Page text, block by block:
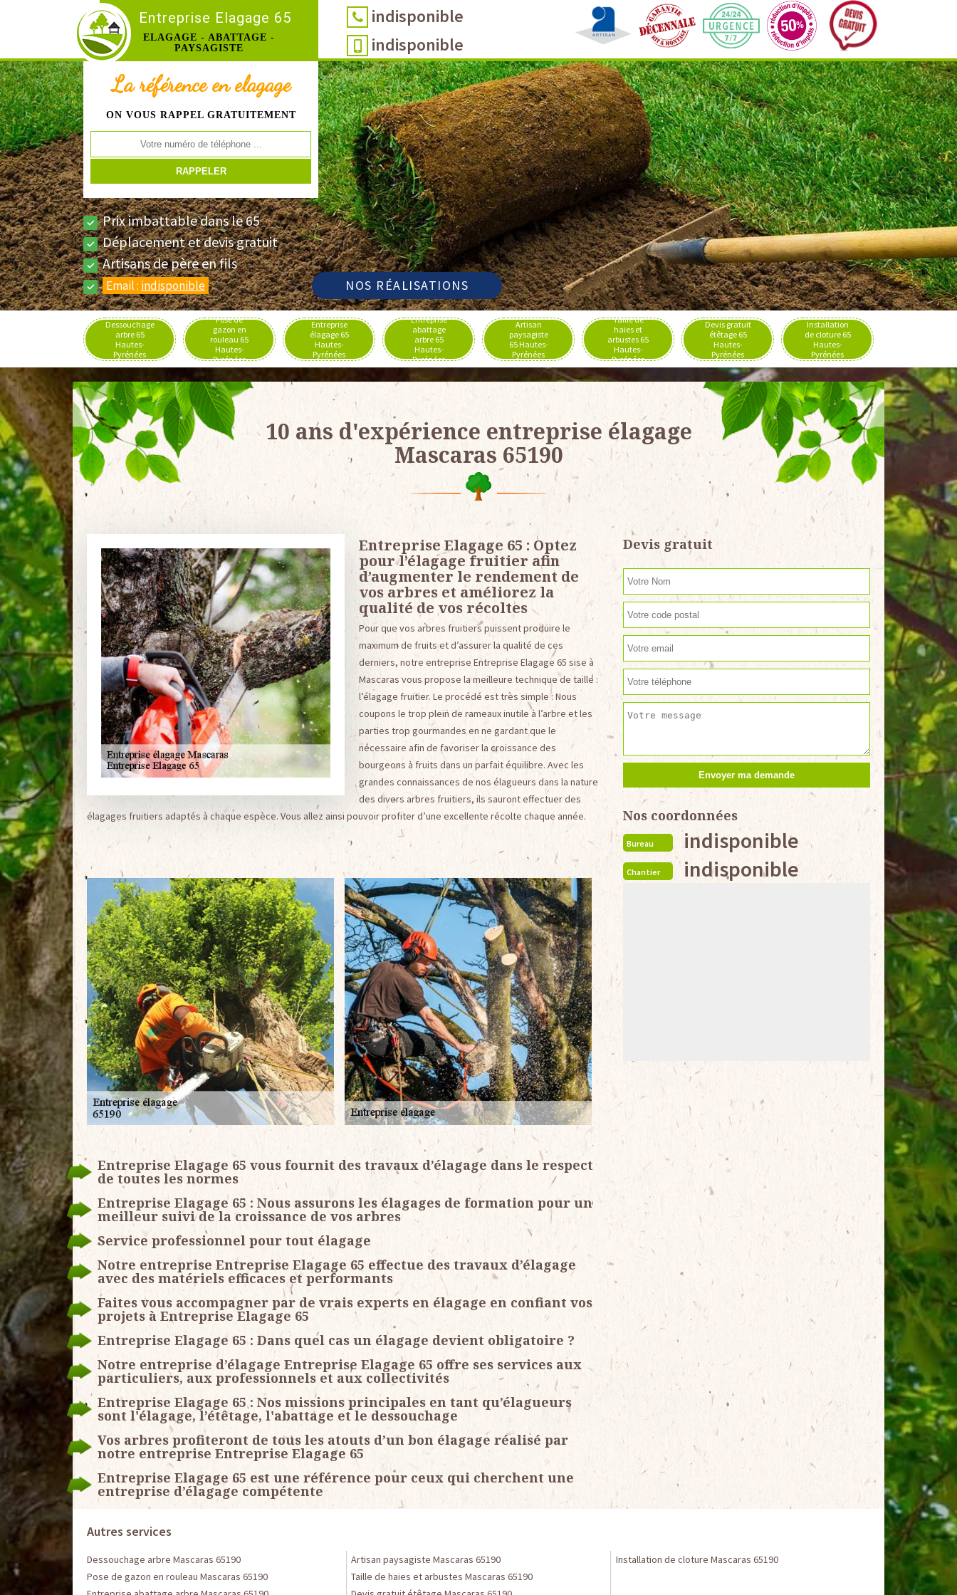
Entreprise Elagage 65
ELAGAGE - ABATTAGE -
PAYSAGISTE
indisponible
indisponible
La référence en elagage
ON VOUS RAPPEL GRATUITEMENT
Prix imbattable dans le 65
Déplacement et devis gratuit
Artisans de père en fils
Email : indisponible NOS RÉALISATIONS
Dessouchage
arbre 65
Hautes-
Pyrénées
Pose de
gazon en
rouleau 65
Hautes-
Pyrénées
Entreprise
élagage 65
Hautes-
Pyrénées
Entreprise
abattage
arbre 65
Hautes-
Pyrénées
Artisan
paysagiste
65 Hautes-
Pyrénées
Taille de
haies et
arbustes 65
Hautes-
Pyrénées
Devis gratuit
étêtage 65
Hautes-
Pyrénées
Installation
de cloture 65
Hautes-
Pyrénées
10 ans d'expérience entreprise élagage
Mascaras 65190
Entreprise Elagage 65 : Optez
pour l’élagage fruitier afin
d’augmenter le rendement de
vos arbres et améliorez la
qualité de vos récoltes
Pour que vos arbres fruitiers puissent produire le
maximum de fruits et d’assurer la qualité de ces
derniers, notre entreprise Entreprise Elagage 65 sise à
Mascaras vous propose la meilleure technique de taille :
l’élagage fruitier. Le procédé est très simple : Nous
coupons le trop plein de rameaux inutile à l’arbre et les
parties trop gourmandes en ne gardant que le
nécessaire afin de favoriser la croissance des
bourgeons à fruits dans un parfait équilibre. Avec les
grandes connaissances de nos élagueurs dans la nature
des divers arbres fruitiers, ils sauront effectuer des
élagages fruitiers adaptés à chaque espèce. Vous allez ainsi pouvoir profiter d’une excellente récolte chaque année.
Entreprise Elagage 65 vous fournit des travaux d’élagage dans le respect
de toutes les normes
Entreprise Elagage 65 : Nous assurons les élagages de formation pour un
meilleur suivi de la croissance de vos arbres
Service professionnel pour tout élagage
Notre entreprise Entreprise Elagage 65 effectue des travaux d’élagage
avec des matériels efficaces et performants
Faites vous accompagner par de vrais experts en élagage en confiant vos
projets à Entreprise Elagage 65
Entreprise Elagage 65 : Dans quel cas un élagage devient obligatoire ?
Notre entreprise d’élagage Entreprise Elagage 65 offre ses services aux
particuliers, aux professionnels et aux collectivités
Entreprise Elagage 65 : Nos missions principales en tant qu’élagueurs
sont l'élagage, l’étêtage, l'abattage et le dessouchage
Vos arbres profiteront de tous les atouts d’un bon élagage réalisé par
notre entreprise Entreprise Elagage 65
Entreprise Elagage 65 est une référence pour ceux qui cherchent une
entreprise d’élagage compétente
Devis gratuit
Nos coordonnées
Bureau indisponible
Chantier indisponible
Autres services
Dessouchage arbre Mascaras 65190
Pose de gazon en rouleau Mascaras 65190
Artisan paysagiste Mascaras 65190
Taille de haies et arbustes Mascaras 65190
Installation de cloture Mascaras 65190